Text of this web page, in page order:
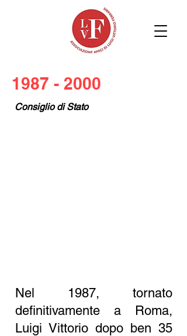
1987 - 2000
Consiglio di Stato
Nel 1987, tornato
definitivamente a Roma,
Luigi Vittorio dopo ben 35